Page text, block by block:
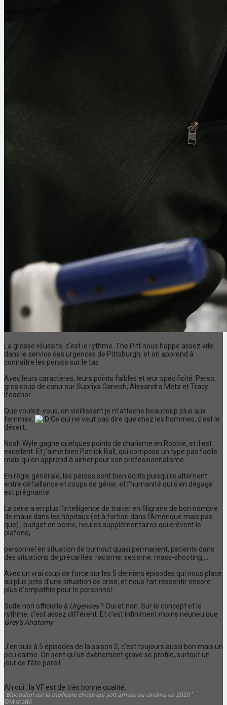
La grosse réussite, c'est le rythme. The Pitt nous happe assez vite
dans le service des urgences de Pittsburgh, et on apprend à
connaître les persos sur le tas
Avec leurs caractères, leurs points faibles et leur spécificité. Perso,
gros coup de cœur sur Supriya Ganesh, Alexandra Metz et Tracy
Ifeachor.
Que voulez-vous, en vieillissant je m'attache beaucoup plus aux
femmes.
Ce qui ne veut pas dire que chez les hommes, c'est le
désert.
Noah Wyle gagne quelques points de charisme en Robbie, et il est
excellent. Et j'aime bien Patrick Ball, qui compose un type pas facile
mais qu'on apprend à aimer pour son professionnalisme.
En règle générale, les persos sont bien écrits puisqu'ils alternent
entre défaillance et coups de génie, et l'humanité qui s'en dégage
est prégnante.
La série a en plus l'intelligence de traiter en filigrane de bon nombre
de maux dans les hôpitaux (et à fortiori dans l’Amérique mais pas
que) ; budget en berne, heures supplémentaires qui crèvent le
plafond,
personnel en situation de burnout quasi permanent, patients dans
des situations de précarités, racisme, sexisme, mass-shooting,...
Avec un vrai coup de force sur les 5 derniers épisodes qui nous place
au plus près d'une situation de crise, et nous fait ressentir encore
plus d'empathie pour le personnel
Suite non officielle à Urgences? Oui et non. Sur le concept et le
rythme, c'est assez différent. Et c'est infiniment moins neuneu que
Grey's Anatomy.
J'en suis à 5 épisodes de la saison 2, c'est toujours aussi bon mais un
peu calme. On sent qu'un évènement grave se profile, surtout un
jour de fête pareil.
Ah oui : la VF est de très bonne qualité.
"Bloodshot est la meilleure chose qui soit arrivée au cinéma en 2020 " -
©MisterM